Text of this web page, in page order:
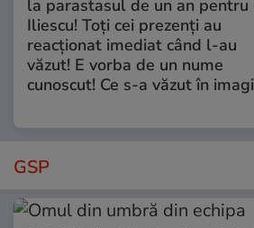
la parastasul de un an pentru
Iliescu! Toți cei prezenți au
reacționat imediat când l-au
văzut! E vorba de un nume
cunoscut! Ce s-a văzut în
GSP